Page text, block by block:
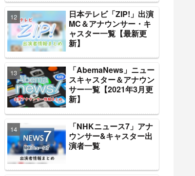
日本テレビ「ZIP!」出演
MC＆アナウンサー・キ
ャスター一覧【最新更
新】
「AbemaNews」ニュー
スキャスター＆アナウン
サー一覧【2021年3月更
新】
「NHKニュース7」アナ
ウンサー&キャスター出
演者一覧